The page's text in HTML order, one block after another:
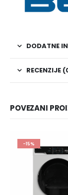
DODATNE
RECENZIJE
POVEZANI